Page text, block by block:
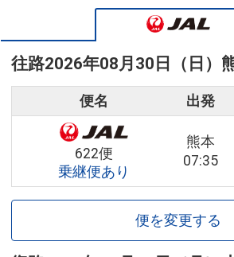
往路2026年08月30日（日）
便名 出発
622便
乗継便あり
熊本
07:35
便を変更する